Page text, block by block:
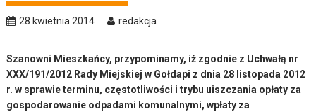
28 kwietnia 2014 redakcja
Szanowni Mieszkańcy, przypominamy, iż zgodnie z Uchwałą nr
XXX/191/2012 Rady Miejskiej w Gołdapi z dnia 28 listopada 2012
r. w sprawie terminu, częstotliwości i trybu uiszczania opłaty za
gospodarowanie odpadami komunalnymi, wpłaty za